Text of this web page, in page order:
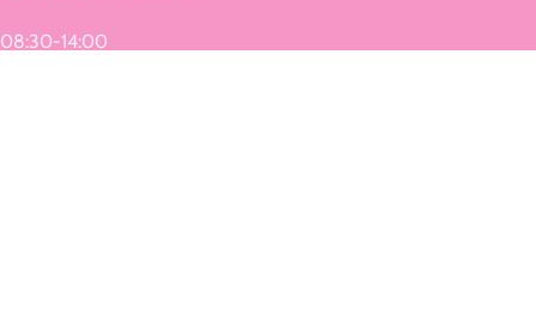
08:30-14:00